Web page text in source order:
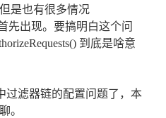
是也有很多情况
先出现。要搞明白这个问
到底是啥意
过滤器链的配置问题了，本
。